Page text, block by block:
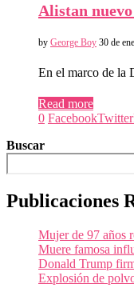
Alistan
by George Boy 30 de
En el marco de la
Read more
0 FacebookTwitter
Buscar
Publicaciones
Mujer de 97 años
Muere famosa
Donald Trump
Explosión de